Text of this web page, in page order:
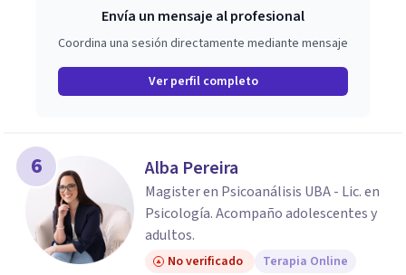
Envía un mensaje al profesional
Coordina una sesión directamente mediante mensaje
Ver perfil completo
6 Alba Pereira
Magister en Psicoanálisis UBA - Lic. en
Psicología. Acompaño adolescentes y
adultos.
No verificado Terapia Online